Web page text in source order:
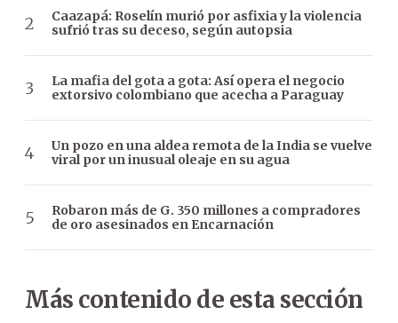
Caazapá: Roselín murió por asfixia y la violencia
sufrió tras su deceso, según autopsia
La mafia del gota a gota: Así opera el negocio
extorsivo colombiano que acecha a Paraguay
Un pozo en una aldea remota de la India se vuelve
viral por un inusual oleaje en su agua
Robaron más de G. 350 millones a compradores
de oro asesinados en Encarnación
Más contenido de esta sección